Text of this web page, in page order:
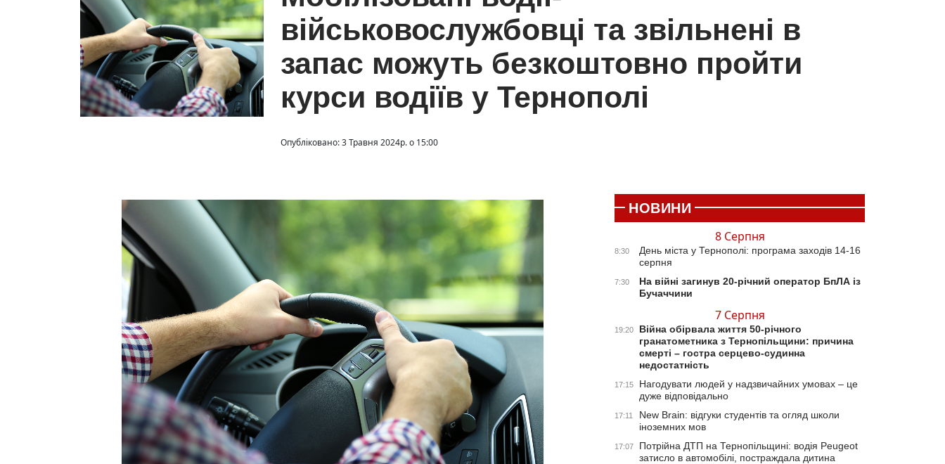
військовослужбовці та звільнені в
запас можуть безкоштовно пройти
курси водіїв у Тернополі
Опубліковано: 3 Травня 2024р. о 15:00
НОВИНИ
8 Серпня
8:30
День міста у Тернополі: програма заходів 14-16
серпня
7:30
На війні загинув 20-річний оператор БпЛА із
Бучаччини
7 Серпня
19:20
Війна обірвала життя 50-річного
гранатометника з Тернопільщини: причина
смерті – гостра серцево-судинна
недостатність
17:15
Нагодувати людей у надзвичайних умовах – це
дуже відповідально
17:11
New Brain: відгуки студентів та огляд школи
іноземних мов
17:07
Потрійна ДТП на Тернопільщині: водія Peugeot
затисло в автомобілі, постраждала дитина